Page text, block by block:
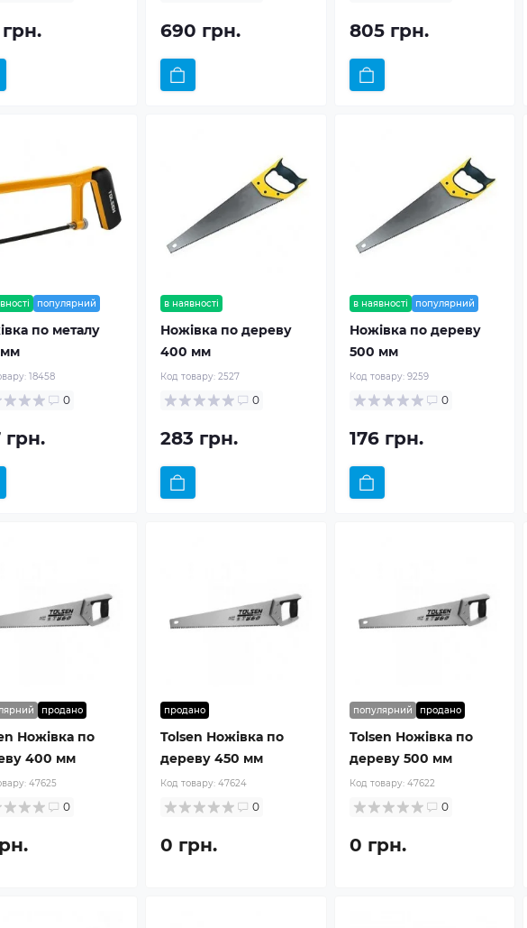
грн. 690 грн. 805 грн.
популярний
по металу
18458
0
грн.
в наявності
Ножівка по дереву
400 мм
Код товару: 2527
0
283 грн.
в наявності популярний
Ножівка по дереву
500 мм
Код товару: 9259
0
176 грн.
продано
Ножівка по
400 мм
47625
0
продано
Tolsen Ножівка по
дереву 450 мм
Код товару: 47624
0
0 грн.
популярний продано
Tolsen Ножівка по
дереву 500 мм
Код товару: 47622
0
0 грн.